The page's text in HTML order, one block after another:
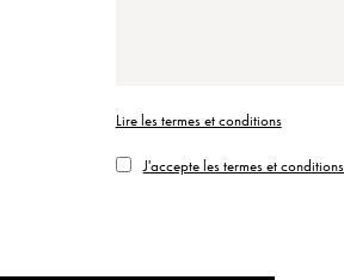
Lire les termes et conditions
J'accepte les termes et